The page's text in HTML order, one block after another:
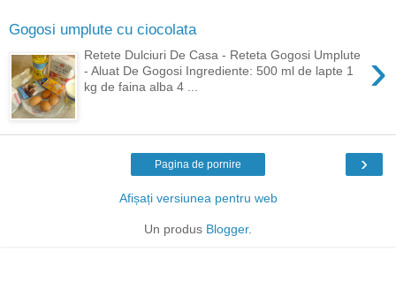
Gogosi umplute cu ciocolata
›
Retete Dulciuri De Casa - Reteta Gogosi Umplute
- Aluat De Gogosi Ingrediente: 500 ml de lapte 1
kg de faina alba 4 ...
›
Pagina de pornire
Afișați versiunea pentru web
Un produs Blogger.